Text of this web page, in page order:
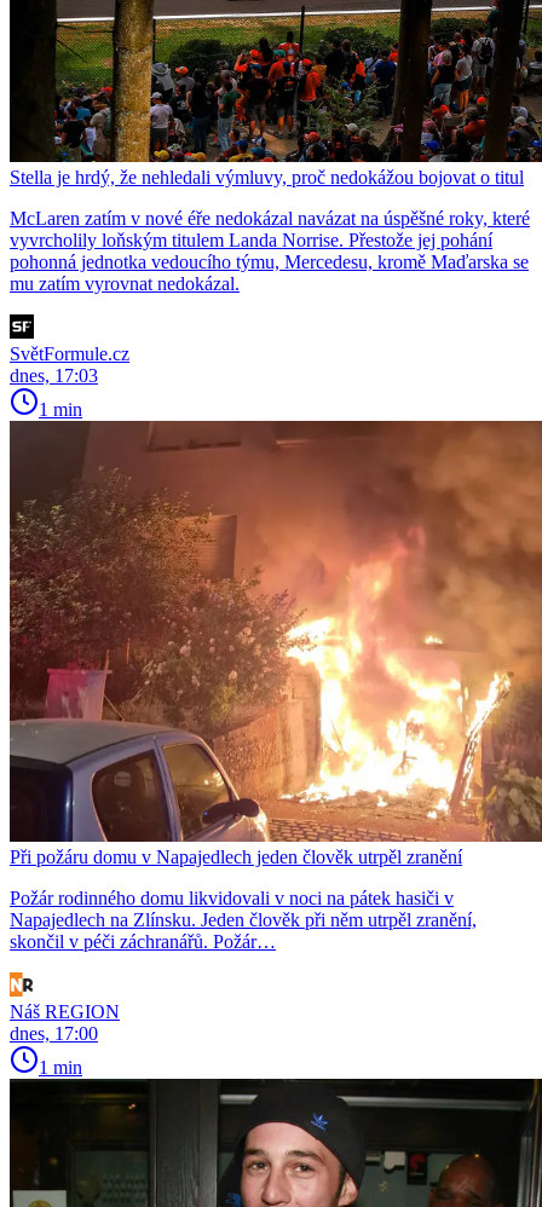
Stella je hrdý, že nehledali výmluvy, proč nedokážou bojovat o titul
McLaren zatím v nové éře nedokázal navázat na úspěšné roky, které
vyvrcholily loňským titulem Landa Norrise. Přestože jej pohání
pohonná jednotka vedoucího týmu, Mercedesu, kromě Maďarska se
mu zatím vyrovnat nedokázal.
SvětFormule.cz
dnes, 17:03
1 min
Při požáru domu v Napajedlech jeden člověk utrpěl zranění
Požár rodinného domu likvidovali v noci na pátek hasiči v
Napajedlech na Zlínsku. Jeden člověk při něm utrpěl zranění,
skončil v péči záchranářů. Požár…
Náš REGION
dnes, 17:00
1 min